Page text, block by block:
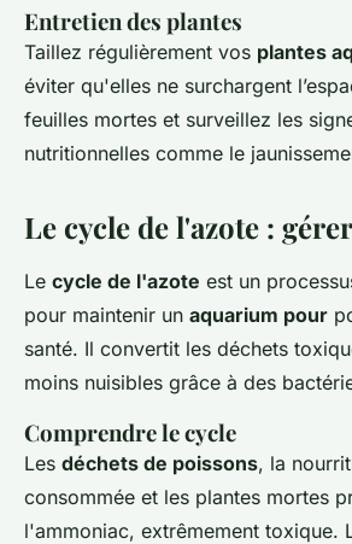
Entretien des plantes
Taillez régulièrement vos plantes
éviter qu'elles ne surchargent
feuilles mortes et surveillez les
nutritionnelles comme le
Le cycle de l'azote :
Le cycle de l'azote est un
pour maintenir un aquarium pour
santé. Il convertit les déchets
moins nuisibles grâce à des
Comprendre le cycle
Les déchets de poissons, la
consommée et les plantes mortes
l'ammoniac, extrêmement toxique.